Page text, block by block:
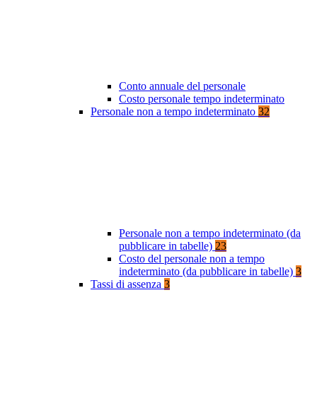
Conto annuale del personale
Costo personale tempo indeterminato
Personale non a tempo indeterminato 32
Personale non a tempo indeterminato (da
pubblicare in tabelle) 23
Costo del personale non a tempo
indeterminato (da pubblicare in tabelle) 3
Tassi di assenza 3